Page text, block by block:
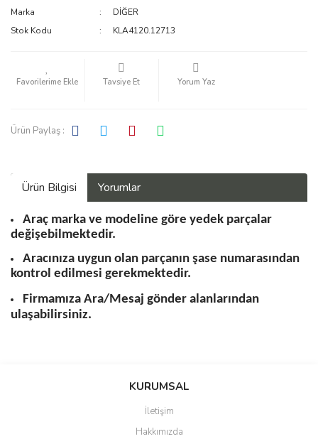
Marka
DİĞER
Stok Kodu
KLA4120.12713
Tavsiye Et Yorum Yaz
Ürün Paylaş :
Ürün Bilgisi Yorumlar
Araç marka ve modeline göre yedek parçalar
değişebilmektedir.
Aracınıza uygun olan parçanın şase numarasından
kontrol edilmesi gerekmektedir.
Firmamıza Ara/Mesaj gönder alanlarından
ulaşabilirsiniz.
Bu ürüne ilk yorumu siz yapın!
Yorum Yaz
KURUMSAL
İletişim
Hakkımızda